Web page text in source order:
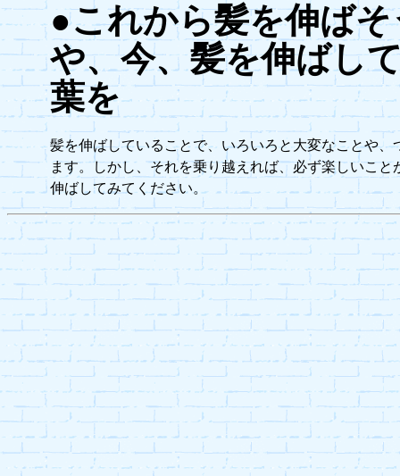
●これから髪を伸ば
や、今、髪を伸ばし
葉を
髪を伸ばしていることで、いろいろと大変なことや、
ます。しかし、それを乗り越えれば、必ず楽しいこと
伸ばしてみてください。